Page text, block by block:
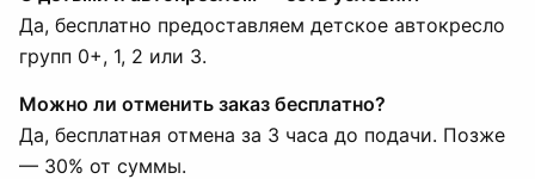
Да, бесплатно предоставляем детское автокресло
групп 0+, 1, 2 или 3.
Можно ли отменить заказ бесплатно?
Да, бесплатная отмена за 3 часа до подачи. Позже
— 30% от суммы.